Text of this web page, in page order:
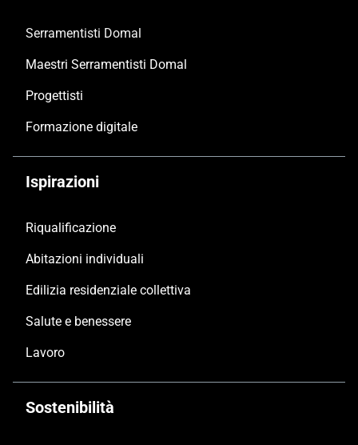
Serramentisti Domal
Maestri Serramentisti Domal
Progettisti
Formazione digitale
Ispirazioni
Riqualificazione
Abitazioni individuali
Edilizia residenziale collettiva
Salute e benessere
Lavoro
Sostenibilità